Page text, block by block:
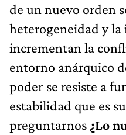
de un nuevo orden
heterogeneidad y
incrementan la
entorno anárquico
poder se resiste a
estabilidad que es
preguntarnos ¿Lo